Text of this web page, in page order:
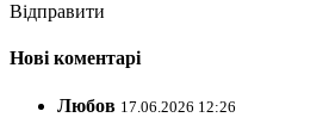
Відправити
Нові коментарі
Любов 17.06.2026 12:26